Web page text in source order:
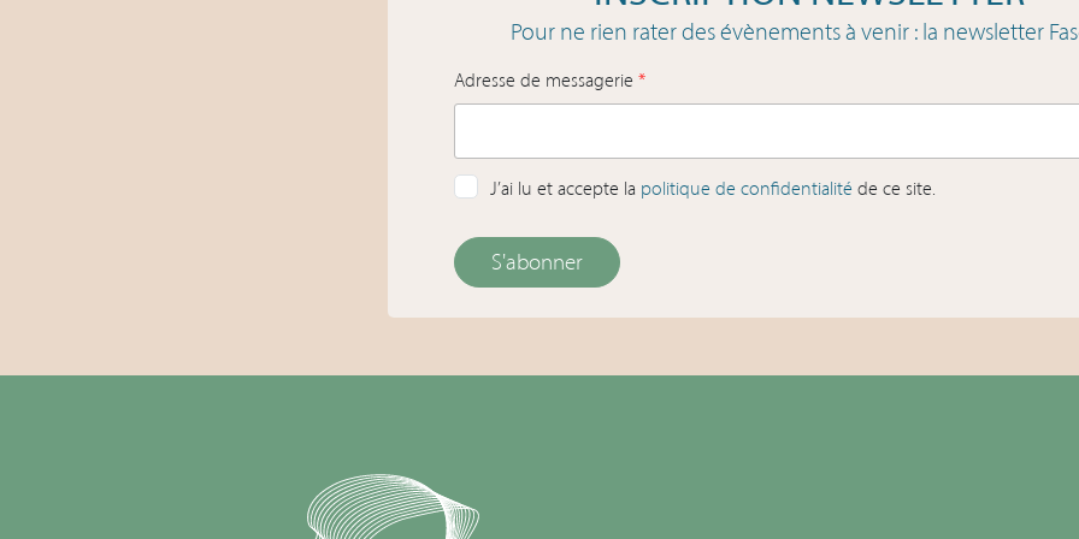
Pour ne rien rater des évènements à venir : la newsletter
Adresse de messagerie *
J’ai lu et accepte la politique de confidentialité de ce site.